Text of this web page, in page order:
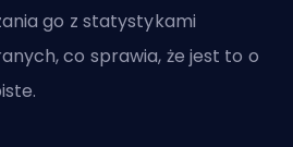
go z statystykami
co sprawia, że jest to o